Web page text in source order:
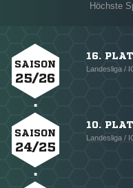
Höchste
SAISON
25/26
16.
Landesliga /
SAISON
24/25
10.
Landesliga /